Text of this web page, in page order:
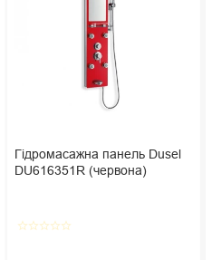
Гідромасажна панель Dusel
DU616351R (червона)
star_borderstar_borderstar_borderstar_borderstar_border